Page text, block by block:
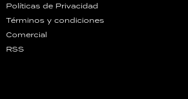
Políticas de Privacidad
Términos y condiciones
Comercial
RSS